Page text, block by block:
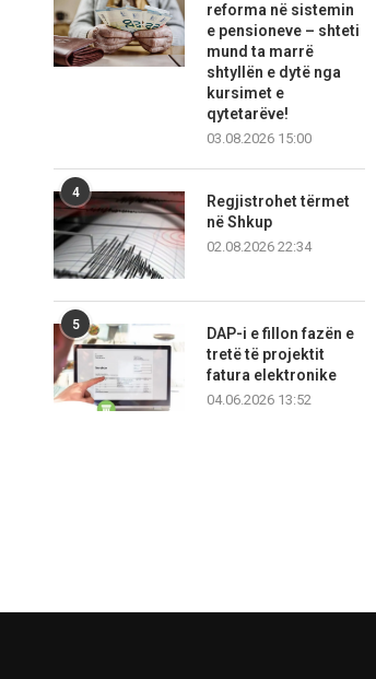
Përfunduan mbikëqyrjet e
jashtëzakonshme inspektuese
Demant ndaj
publikon
reforma në sistemin
e pensioneve – shteti
mund ta marrë
shtyllën e dytë nga
kursimet e
qytetarëve!
03.08.2026 15:00
4
Regjistrohet tërmet
në Shkup
02.08.2026 22:34
5
DAP-i e fillon fazën e
tretë të projektit
fatura elektronike
04.06.2026 13:52